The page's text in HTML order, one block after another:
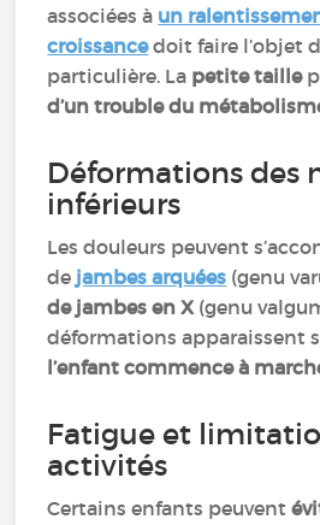
associées à un
croissancedoit faire l’objet
particulière. La petite taille
d’un trouble du
Déformations des
inférieurs
Les douleurs peuvent
de jambes arquées (genu
de jambes en X(genu
déformations apparaissent
l’enfant commence à
Fatigue et
activités
Certains enfants peuvent